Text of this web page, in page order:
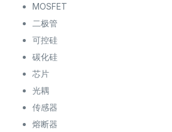
MOSFET
二极管
可控硅
碳化硅
芯片
光耦
传感器
熔断器